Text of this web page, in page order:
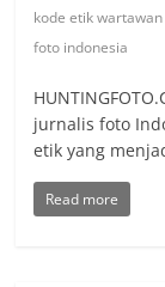
kode etik
foto indonesia
jurnalis foto
etik yang
Read more